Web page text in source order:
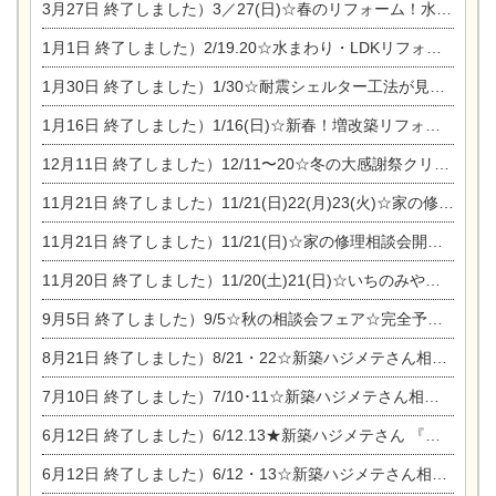
3月27日 終了しました）3／27(日)☆春のリフォーム！水まわりLDKリフォーム相談会&今がチャンス！エアコン相談会
1月1日 終了しました）2/19.20☆水まわり・LDKリフォーム相談会＆エアコン相談会
1月30日 終了しました）1/30☆耐震シェルター工法が見れる完成見学会
1月16日 終了しました）1/16(日)☆新春！増改築リフォーム&家の修理まつり
12月11日 終了しました）12/11〜20☆冬の大感謝祭クリスマス相談会開催
11月21日 終了しました）11/21(日)22(月)23(火)☆家の修理まつり＆増改築リフォーム相談会
11月21日 終了しました）11/21(日)☆家の修理相談会開催 in 扶桑オークビレッジ
11月20日 終了しました）11/20(土)21(日)☆いちのみや逸品市に出店します【ひのきのバラ販売】
9月5日 終了しました）9/5☆秋の相談会フェア☆完全予約制
8月21日 終了しました）8/21・22☆新築ハジメテさん相談会 『集まれ！農地に家を建てたい人！』
7月10日 終了しました）7/10･11☆新築ハジメテさん相談会 『集まれ！農地に家を建てたい人！』完全予約制
6月12日 終了しました）6/12.13★新築ハジメテさん 『木の家 現場体感見学会』
6月12日 終了しました）6/12・13☆新築ハジメテさん相談会『今ある土地に家を建てる際の注意点』